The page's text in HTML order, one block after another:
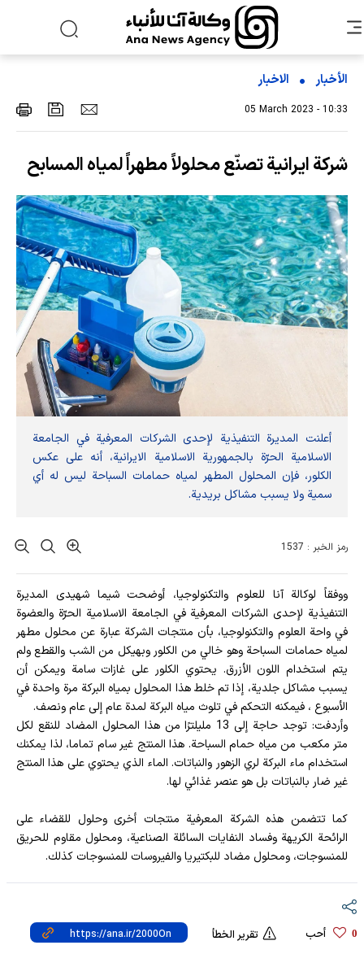
الأخبار الاخبار
05 March 2023 - 10:33
شركة ايرانية تصنّع محلولاً مطهراً لمياه المسابح
أعلنت المديرة التنفيذية لإحدى الشركات المعرفية في الجامعة
الاسلامية الحرّة بالجمهورية الاسلامية الايرانية، أنه على عكس
الكلور، فإن المحلول المطهر لمياه حمامات السباحة ليس له أي
سمية ولا يسبب مشاكل بريدية.
رمز الخبر : 1537
ووفقاً لوكالة آنا للعلوم والتكنولوجيا، أوضحت شیما شهیدی المديرة
التنفيذية لإحدى الشركات المعرفية في الجامعة الاسلامية الحرّة والعضوة
في واحة العلوم والتكنولوجيا، بأن منتجات الشركة عبارة عن محلول مطهر
لمياه حمامات السباحة وهو خالي من الكلور وبهيكل من الشب والقطع ولم
يتم استخدام اللون الأزرق. يحتوي الكلور على غازات سامة ويمكن أن
يسبب مشاكل جلدية، إذا تم خلط هذا المحلول بمياه البركة مرة واحدة في
الأسبوع ، فيمكنه التحكم في تلوث مياه البركة لمدة عام إلى عام ونصف.
وأردفت
: توجد حاجة إلى 13 مليلترًا من هذا المحلول المضاد للنقع لكل
متر مكعب من مياه حمام السباحة. هذا المنتج غير سام تماما، لذا يمكنك
استخدام ماء البركة لري الزهور والنباتات. الماء الذي يحتوي على هذا المنتج
غير ضار بالنباتات بل هو عنصر غذائي لها.
كما تتضمن هذه الشركة المعرفية منتجات أخرى وحلول للقضاء على
الرائحة الكريهة وفساد النفايات السائلة الصناعية، ومحلول مقاوم للحريق
للمنسوجات، ومحلول مضاد للبكتيريا والفيروسات للمنسوجات كذلك.
0 أحب تقرير الخطأ